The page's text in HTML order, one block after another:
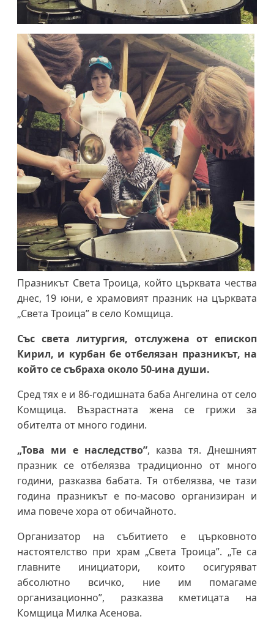
Празникът Света Троица, който църквата чества
днес, 19 юни, е храмовият празник на църквата
„Света Троица” в село Комщица.
Със света литургия, отслужена от епископ
Кирил, и курбан бе отбелязан празникът, на
който се събраха около 50-ина души.
Сред тях е и 86-годишната баба Ангелина от село
Комщица. Възрастната жена се грижи за
обителта от много години.
„Това ми е наследство”, казва тя. Днешният
празник се отбелязва традиционно от много
години, разказва бабата. Тя отбелязва, че тази
година празникът е по-масово организиран и
има повече хора от обичайното.
Организатор на събитието е църковното
настоятелство при храм „Света Троица”. „Те са
главните инициатори, които осигуряват
абсолютно всичко, ние им помагаме
организационно”, разказва кметицата на
Комщица Милка Асенова.